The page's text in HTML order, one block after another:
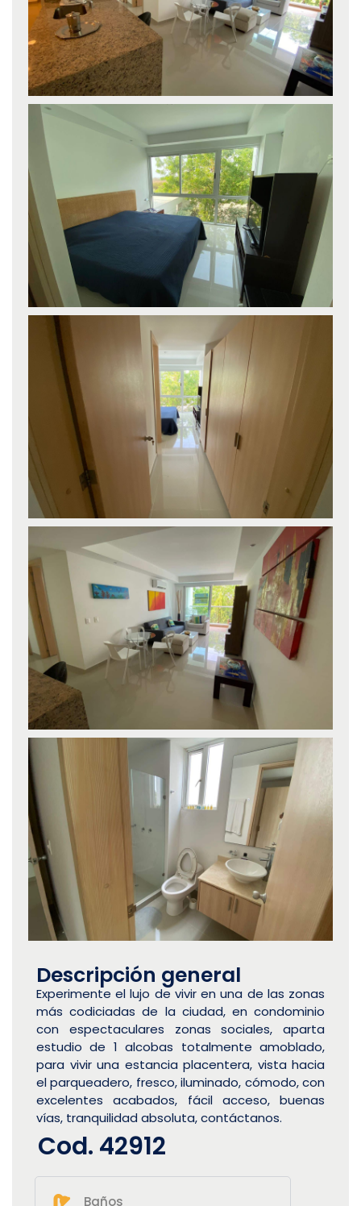
Descripción general
Experimente el lujo de vivir en una de las zonas
más codiciadas de la ciudad, en condominio
con espectaculares zonas sociales, aparta
estudio de 1 alcobas totalmente amoblado,
para vivir una estancia placentera, vista hacia
el parqueadero, fresco, iluminado, cómodo, con
excelentes acabados, fácil acceso, buenas
vías, tranquilidad absoluta, contáctanos.
Cod. 42912
Baños